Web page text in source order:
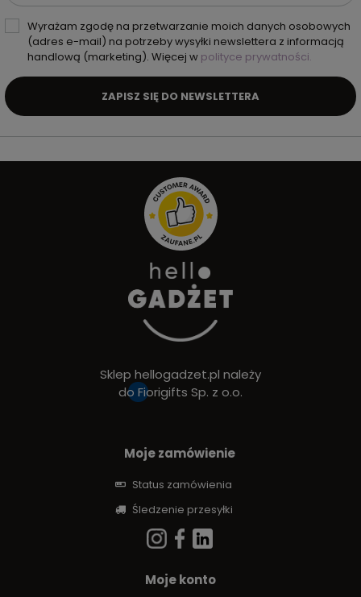
Wyrażam zgodę na przetwarzanie moich danych osobowych
(adres e-mail) na potrzeby wysyłki newslettera z informacją
handlową (marketing). Więcej w polityce prywatności.
ZAPISZ SIĘ DO NEWSLETTERA
Sklep hellogadzet.pl należy
do Fiorigifts Sp. z o.o.
Moje zamówienie
Status zamówienia
Śledzenie przesyłki
Moje konto